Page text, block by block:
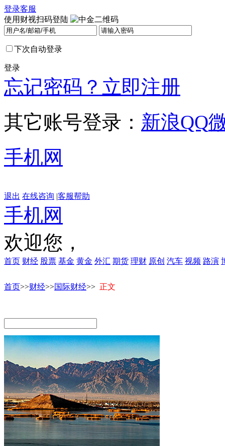
登录客服
使用财视扫码登陆
下次自动登录
登录
忘记密码？ 立即注册
其它账号登录： 新浪QQ
手机网
退出 在线咨询 |客服帮助
手机网
欢迎您，
首页 财经 股票 基金 黄金 外汇 期货 理财 原创 汽车 视频 路演
首页>>财经>>国际财经>> 正文